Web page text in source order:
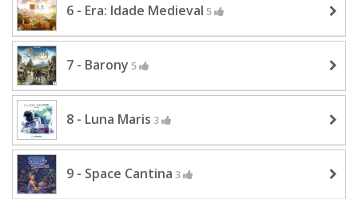
6 - Era: Idade Medieval 5
7 - Barony 5
8 - Luna Maris 3
9 - Space Cantina 3